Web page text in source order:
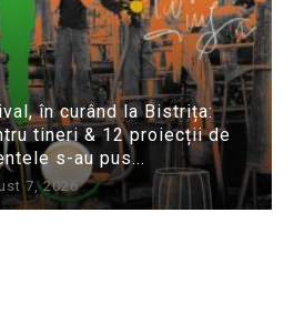
în curând la Bistrița:
tineri & 12 proiecții de
s-au pus...
7, 2026